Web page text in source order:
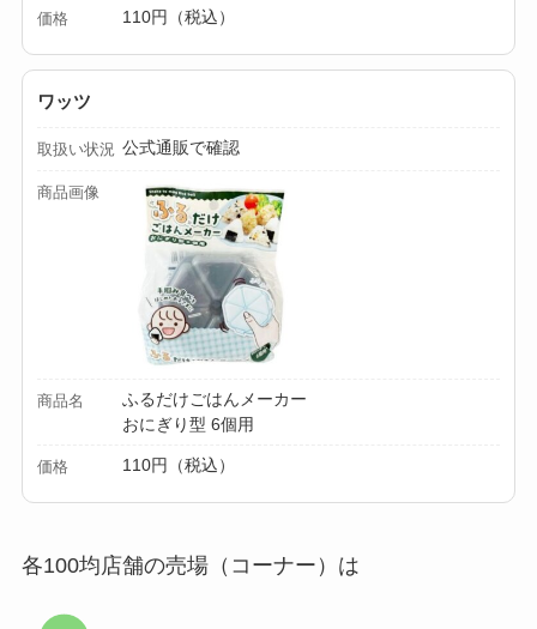
価格 110円（税込）
ワッツ
取扱い状況 公式通販で確認
商品画像
商品名
ふるだけごはんメーカー
おにぎり型 6個用
価格 110円（税込）
各100均店舗の売場（コーナー）は